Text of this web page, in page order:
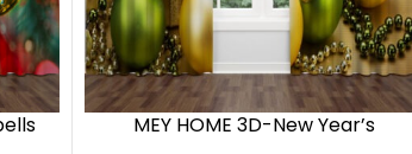
MEY HOME 3D-New Year’s